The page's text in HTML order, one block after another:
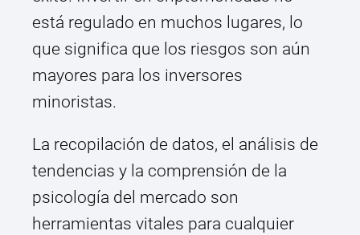
está regulado en muchos lugares, lo
que significa que los riesgos son aún
mayores para los inversores
minoristas.
La recopilación de datos, el análisis de
tendencias y la comprensión de la
psicología del mercado son
herramientas vitales para cualquier